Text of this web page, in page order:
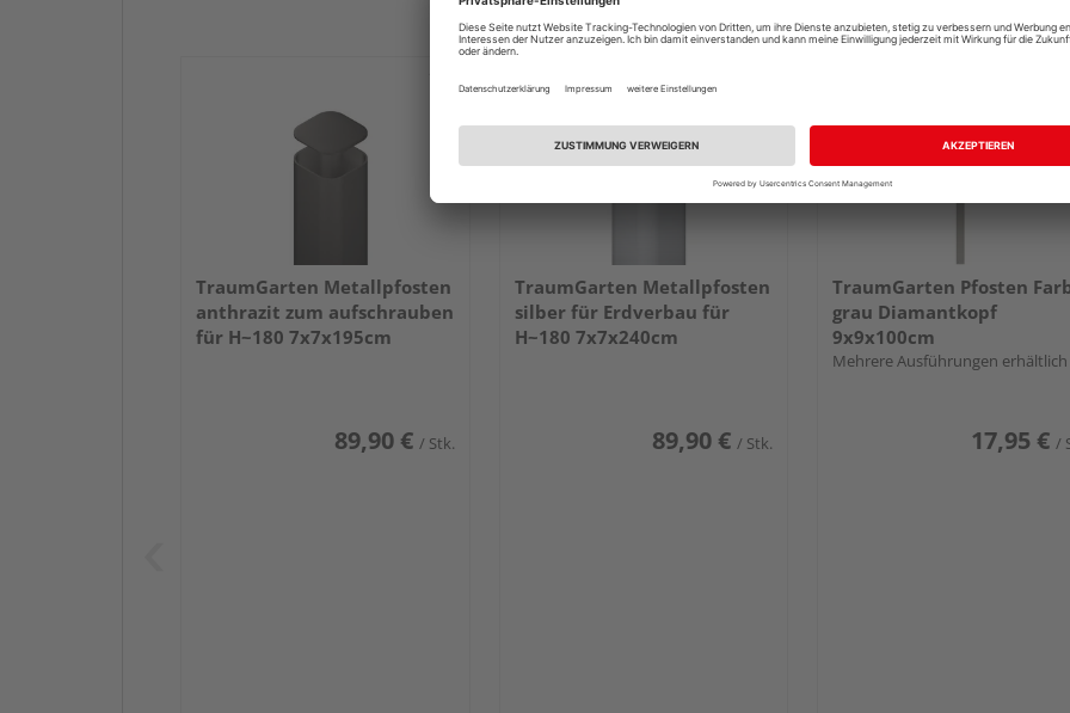
TraumGarten Metallpfosten
anthrazit zum aufschrauben
für H~180 7x7x195cm
89,90 € / Stk.
TraumGarten Metallpfosten
silber für Erdverbau für
H~180 7x7x240cm
89,90 € / Stk.
TraumGarten Pfosten
grau Diamantkopf
9x9x100cm
Mehrere Ausführungen erhältlich
17,95 € /